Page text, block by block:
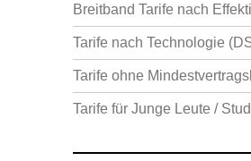
Breitband Tarife nach
Tarife nach Technologie
Tarife ohne
Tarife für Junge Leute /